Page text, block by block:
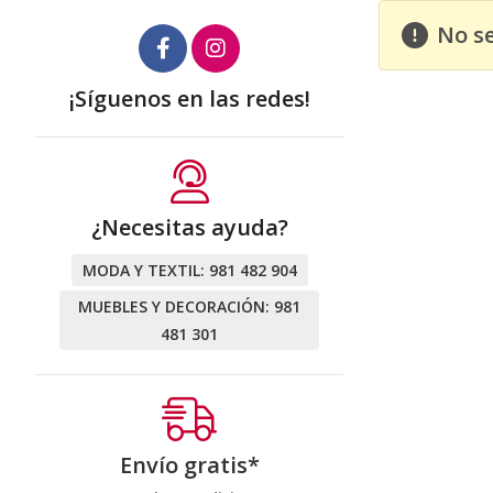
No
¡Síguenos en las redes!
¿Necesitas ayuda?
MODA Y TEXTIL: 981 482 904
MUEBLES Y DECORACIÓN: 981
481 301
Envío gratis*